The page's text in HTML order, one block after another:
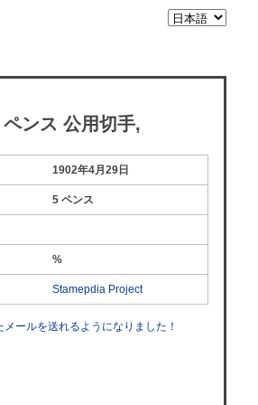
ンス 公用切手,
1902年4月29日
5 ペンス
%
Stamepdia Project
ールを送れるようになりました！